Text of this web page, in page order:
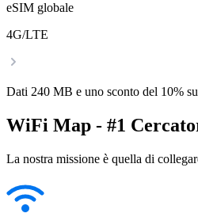
eSIM globale
4G/LTE
Dati 240 MB e uno sconto del 10%
WiFi Map - #1
La nostra missione è quella di